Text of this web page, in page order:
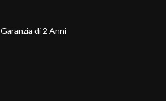
Garanzia di 2 Anni